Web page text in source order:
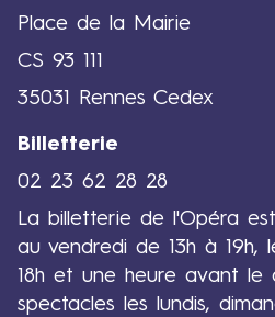
Place de la Mairie
CS 93 111
35031 Rennes Cedex
Billetterie
02 23 62 28 28
La billetterie de l'Opéra
au vendredi de 13h à 19h,
18h et une heure avant le
spectacles les lundis,